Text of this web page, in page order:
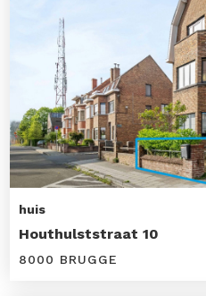
huis
Houthulststraat 10
8000 BRUGGE